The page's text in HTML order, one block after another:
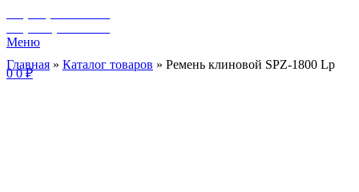
Меню
00₽
Главная » Каталог товаров » Ремень клиновой SPZ-1800 Lp